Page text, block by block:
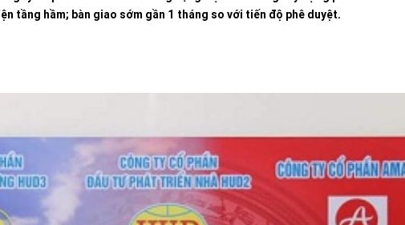
tầng hầm; bàn giao sớm gần 1 tháng so với tiến độ phê duyệt.